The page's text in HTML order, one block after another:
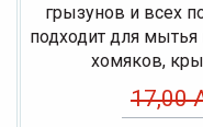
грызунов и всех
подходит для
хомяков,
17,00